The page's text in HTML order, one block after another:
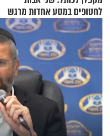
לחטופים במסע אחדות מרגש